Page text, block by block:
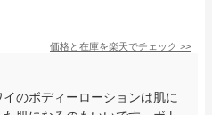
価格と在庫を楽天でチェック >>
のボディーローションは肌に